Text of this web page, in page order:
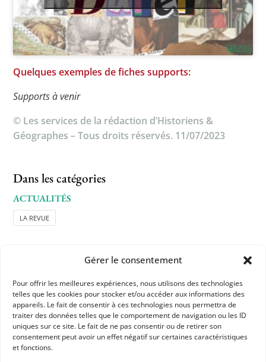
Gérer le consentement
Pour offrir les meilleures expériences, nous utilisons des technologies
telles que les cookies pour stocker et/ou accéder aux informations des
appareils. Le fait de consentir à ces technologies nous permettra de
traiter des données telles que le comportement de navigation ou les ID
uniques sur ce site. Le fait de ne pas consentir ou de retirer son
consentement peut avoir un effet négatif sur certaines caractéristiques
et fonctions.
Culture
Quelques exemples de fiches supports:
Supports à venir
© Les services de la rédaction d’Historiens &
Géographes – Tous droits réservés. 11/07/2023
Dans les catégories
ACTUALITÉS
LA REVUE
APHG
Association des professeurs d'histoire et géographie